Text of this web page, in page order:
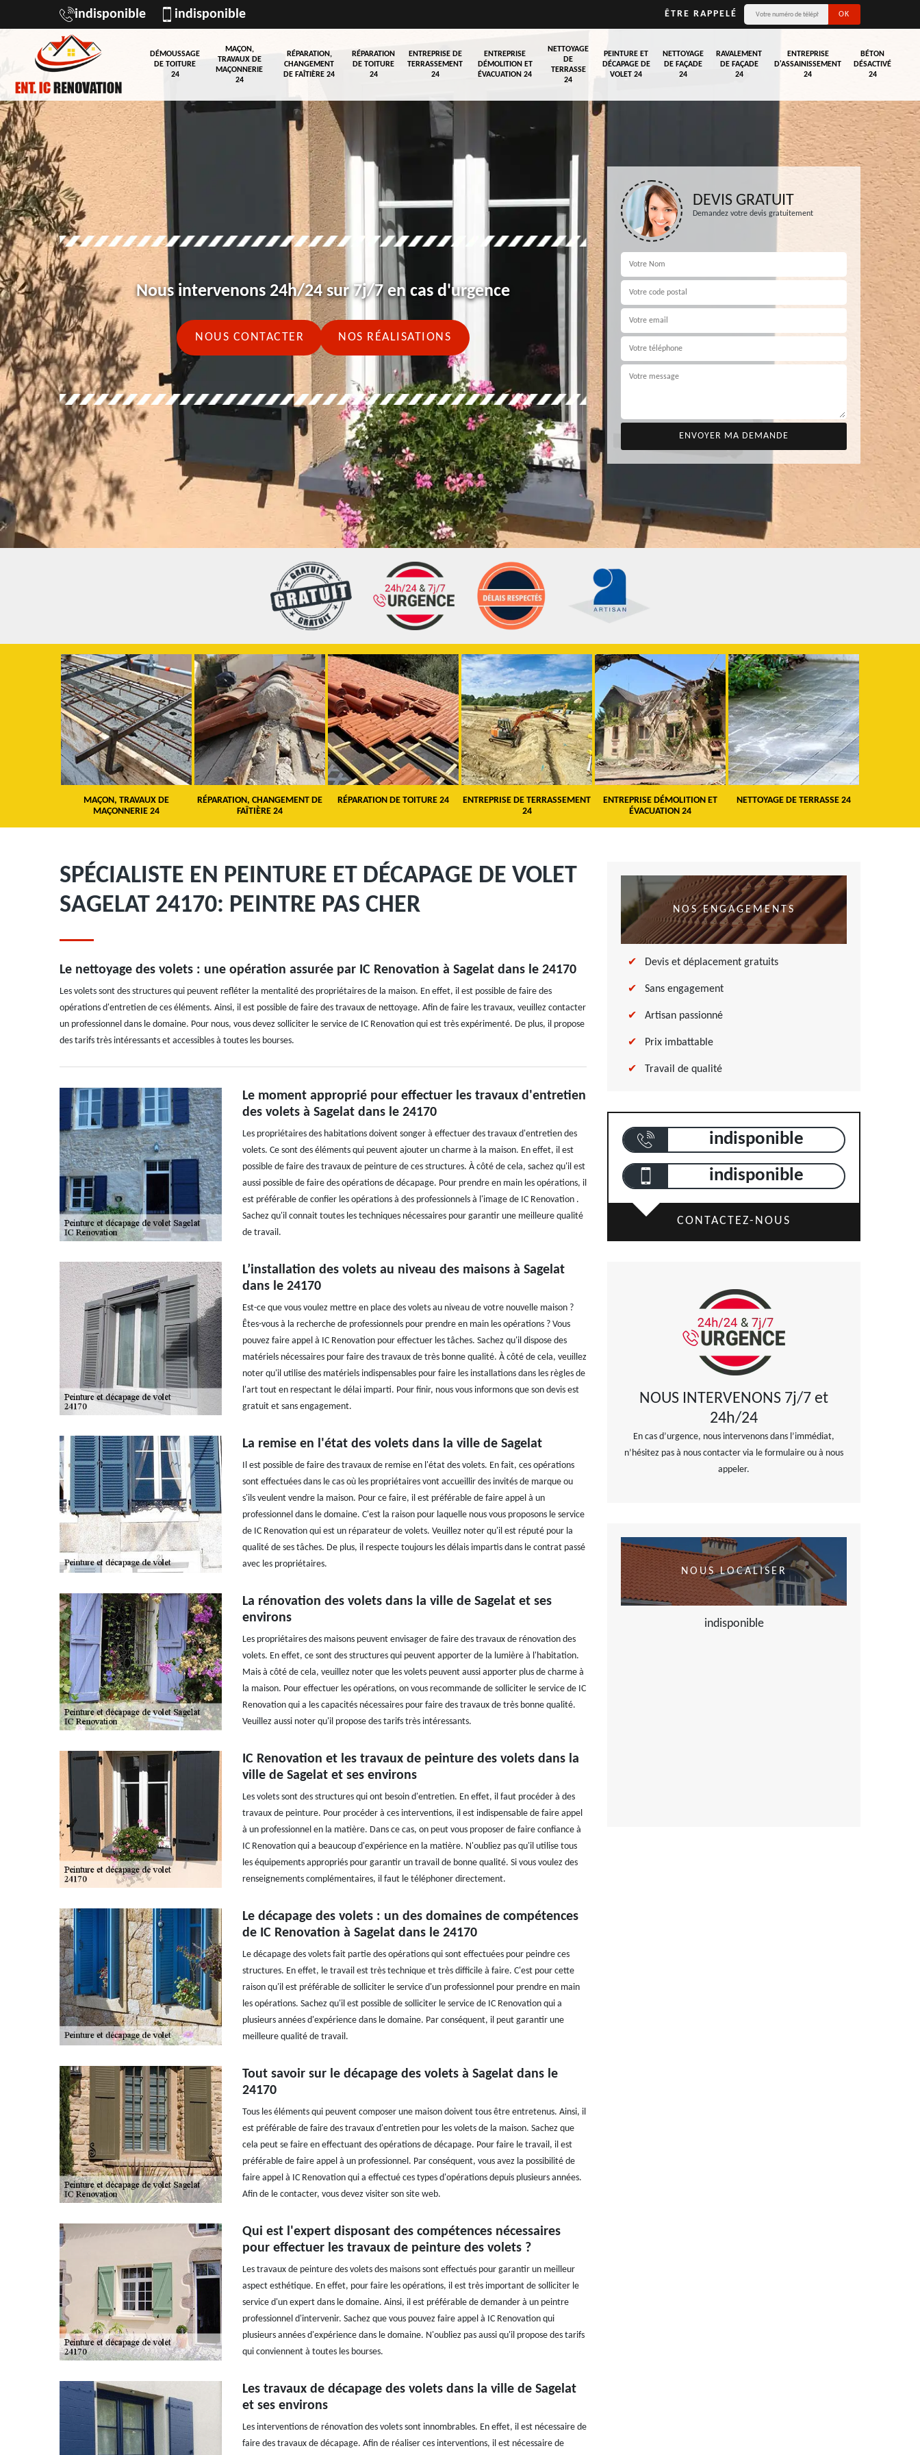
indisponible indisponible ÊTRE RAPPELÉ
DÉMOUSSAGE
DE TOITURE
24
MAÇON,
TRAVAUX DE
MAÇONNERIE
24
RÉPARATION,
CHANGEMENT
DE FAÎTIÈRE 24
RÉPARATION
DE TOITURE
24
ENTREPRISE DE
TERRASSEMENT
24
ENTREPRISE
DÉMOLITION ET
ÉVACUATION 24
NETTOYAGE
DE
TERRASSE
24
PEINTURE ET
DÉCAPAGE DE
VOLET 24
NETTOYAGE
DE FAÇADE
24
RAVALEMENT
DE FAÇADE
24
ENTREPRISE
D'ASSAINISSEMENT
24
BÉTON
DÉSACTIVÉ
24
Nous intervenons 24h/24 sur 7j/7 en cas d'urgence
NOUS CONTACTER NOS RÉALISATIONS
DEVIS GRATUIT
Demandez votre devis gratuitement
MAÇON, TRAVAUX DE
MAÇONNERIE 24
RÉPARATION, CHANGEMENT DE
FAÎTIÈRE 24
RÉPARATION DE TOITURE 24
ENTREPRISE DE TERRASSEMENT
24
ENTREPRISE DÉMOLITION ET
ÉVACUATION 24
NETTOYAGE DE TERRASSE 24
SPÉCIALISTE EN PEINTURE ET DÉCAPAGE DE VOLET
SAGELAT 24170: PEINTRE PAS CHER
Le nettoyage des volets : une opération assurée par IC Renovation à Sagelat dans le 24170
Les volets sont des structures qui peuvent refléter la mentalité des propriétaires de la maison. En effet, il est possible de faire des
opérations d'entretien de ces éléments. Ainsi, il est possible de faire des travaux de nettoyage. Afin de faire les travaux, veuillez contacter
un professionnel dans le domaine. Pour nous, vous devez solliciter le service de IC Renovation qui est très expérimenté. De plus, il propose
des tarifs très intéressants et accessibles à toutes les bourses.
Le moment approprié pour effectuer les travaux d'entretien
des volets à Sagelat dans le 24170
Les propriétaires des habitations doivent songer à effectuer des travaux d'entretien des
volets. Ce sont des éléments qui peuvent ajouter un charme à la maison. En effet, il est
possible de faire des travaux de peinture de ces structures. À côté de cela, sachez qu'il est
aussi possible de faire des opérations de décapage. Pour prendre en main les opérations, il
est préférable de confier les opérations à des professionnels à l'image de IC Renovation .
Sachez qu'il connait toutes les techniques nécessaires pour garantir une meilleure qualité
de travail.
L’installation des volets au niveau des maisons à Sagelat
dans le 24170
Est-ce que vous voulez mettre en place des volets au niveau de votre nouvelle maison ?
Êtes-vous à la recherche de professionnels pour prendre en main les opérations ? Vous
pouvez faire appel à IC Renovation pour effectuer les tâches. Sachez qu'il dispose des
matériels nécessaires pour faire des travaux de très bonne qualité. À côté de cela, veuillez
noter qu'il utilise des matériels indispensables pour faire les installations dans les règles de
l'art tout en respectant le délai imparti. Pour finir, nous vous informons que son devis est
gratuit et sans engagement.
La remise en l'état des volets dans la ville de Sagelat
Il est possible de faire des travaux de remise en l'état des volets. En fait, ces opérations
sont effectuées dans le cas où les propriétaires vont accueillir des invités de marque ou
s'ils veulent vendre la maison. Pour ce faire, il est préférable de faire appel à un
professionnel dans le domaine. C'est la raison pour laquelle nous vous proposons le service
de IC Renovation qui est un réparateur de volets. Veuillez noter qu'il est réputé pour la
qualité de ses tâches. De plus, il respecte toujours les délais impartis dans le contrat passé
avec les propriétaires.
La rénovation des volets dans la ville de Sagelat et ses
environs
Les propriétaires des maisons peuvent envisager de faire des travaux de rénovation des
volets. En effet, ce sont des structures qui peuvent apporter de la lumière à l'habitation.
Mais à côté de cela, veuillez noter que les volets peuvent aussi apporter plus de charme à
la maison. Pour effectuer les opérations, on vous recommande de solliciter le service de IC
Renovation qui a les capacités nécessaires pour faire des travaux de très bonne qualité.
Veuillez aussi noter qu'il propose des tarifs très intéressants.
IC Renovation et les travaux de peinture des volets dans la
ville de Sagelat et ses environs
Les volets sont des structures qui ont besoin d'entretien. En effet, il faut procéder à des
travaux de peinture. Pour procéder à ces interventions, il est indispensable de faire appel
à un professionnel en la matière. Dans ce cas, on peut vous proposer de faire confiance à
IC Renovation qui a beaucoup d'expérience en la matière. N'oubliez pas qu'il utilise tous
les équipements appropriés pour garantir un travail de bonne qualité. Si vous voulez des
renseignements complémentaires, il faut le téléphoner directement.
Le décapage des volets : un des domaines de compétences
de IC Renovation à Sagelat dans le 24170
Le décapage des volets fait partie des opérations qui sont effectuées pour peindre ces
structures. En effet, le travail est très technique et très difficile à faire. C'est pour cette
raison qu'il est préférable de solliciter le service d'un professionnel pour prendre en main
les opérations. Sachez qu'il est possible de solliciter le service de IC Renovation qui a
plusieurs années d'expérience dans le domaine. Par conséquent, il peut garantir une
meilleure qualité de travail.
Tout savoir sur le décapage des volets à Sagelat dans le
24170
Tous les éléments qui peuvent composer une maison doivent tous être entretenus. Ainsi, il
est préférable de faire des travaux d'entretien pour les volets de la maison. Sachez que
cela peut se faire en effectuant des opérations de décapage. Pour faire le travail, il est
préférable de faire appel à un professionnel. Par conséquent, vous avez la possibilité de
faire appel à IC Renovation qui a effectué ces types d'opérations depuis plusieurs années.
Afin de le contacter, vous devez visiter son site web.
Qui est l'expert disposant des compétences nécessaires
pour effectuer les travaux de peinture des volets ?
Les travaux de peinture des volets des maisons sont effectués pour garantir un meilleur
aspect esthétique. En effet, pour faire les opérations, il est très important de solliciter le
service d'un expert dans le domaine. Ainsi, il est préférable de demander à un peintre
professionnel d'intervenir. Sachez que vous pouvez faire appel à IC Renovation qui
plusieurs années d'expérience dans le domaine. N'oubliez pas aussi qu'il propose des tarifs
qui conviennent à toutes les bourses.
Les travaux de décapage des volets dans la ville de Sagelat
et ses environs
Les interventions de rénovation des volets sont innombrables. En effet, il est nécessaire de
faire des travaux de décapage. Afin de réaliser ces interventions, il est nécessaire de
NOS ENGAGEMENTS
Devis et déplacement gratuits
Sans engagement
Artisan passionné
Prix imbattable
Travail de qualité
indisponible
indisponible
CONTACTEZ-NOUS
NOUS INTERVENONS 7j/7 et
24h/24
En cas d’urgence, nous intervenons dans l’immédiat,
n’hésitez pas à nous contacter via le formulaire ou à nous
appeler.
NOUS LOCALISER
indisponible